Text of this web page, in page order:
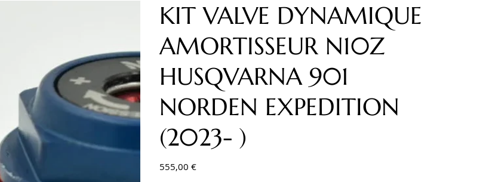
KIT VALVE DYNAMIQUE
AMORTISSEUR N10Z
HUSQVARNA 901
NORDEN EXPEDITION
(2023- )
555,00 €